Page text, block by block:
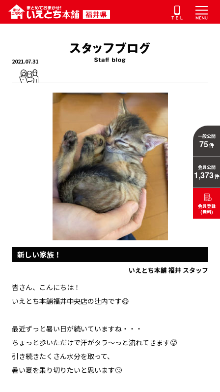
2021.07.31
新しい家族！
いえとち本舗 福井 スタッフ
皆さん、こんにちは！
いえとち本舗福井中央店の辻内です😋
最近ずっと暑い日が続いていますね・・・
ちょっと歩いただけで汗がタラ～っと流れてきます🥵
引き続きたくさん水分を取って、
暑い夏を乗り切りたいと思います🙄
一般公開
75件
会員公開
1,373件
会員登録
(無料)